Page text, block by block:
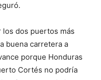
los dos puertos más
buena carretera a
porque Honduras
Cortés no podría